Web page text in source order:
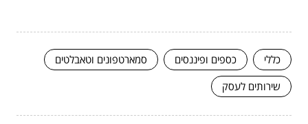
כללי כספים ופיננסים
סמארטפונים וטאבלטים
שירותים לעסק